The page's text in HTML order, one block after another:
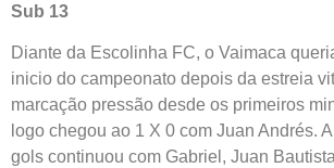
Sub 13
Diante da Escolinha FC, o Vaimaca
inicio do campeonato depois da estreia
marcação pressão desde os primeiros
logo chegou ao 1 X 0 com Juan Andrés.
gols continuou com Gabriel, Juan